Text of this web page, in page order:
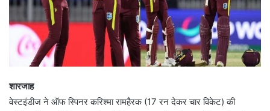
शारजाह
वेस्टइंडीज ने ऑफ स्पिनर करिश्मा रामहैरक (17 रन देकर चार विकेट) की